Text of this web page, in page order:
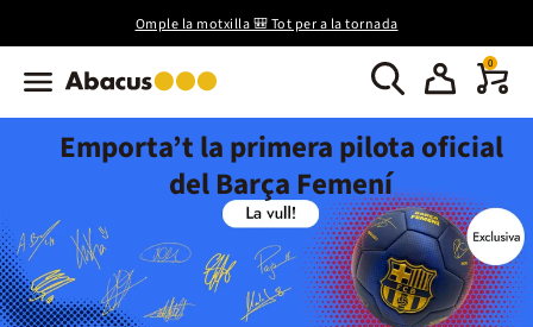
Omple la motxilla 🎒 Tot per a la tornada
0
Emporta’t la primera pilota oficial
del Barça Femení